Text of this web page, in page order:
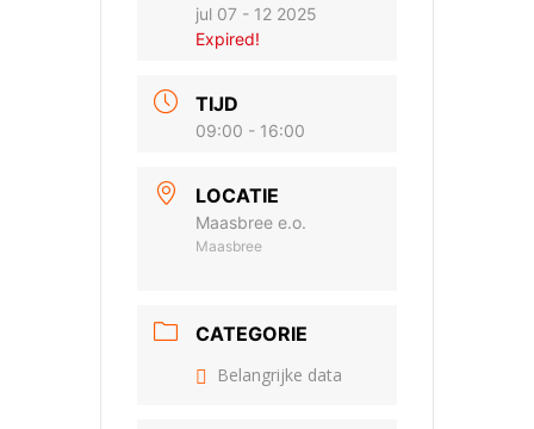
jul 07 - 12 2025
Expired!
TIJD
09:00 - 16:00
LOCATIE
Maasbree e.o.
Maasbree
CATEGORIE
Belangrijke data